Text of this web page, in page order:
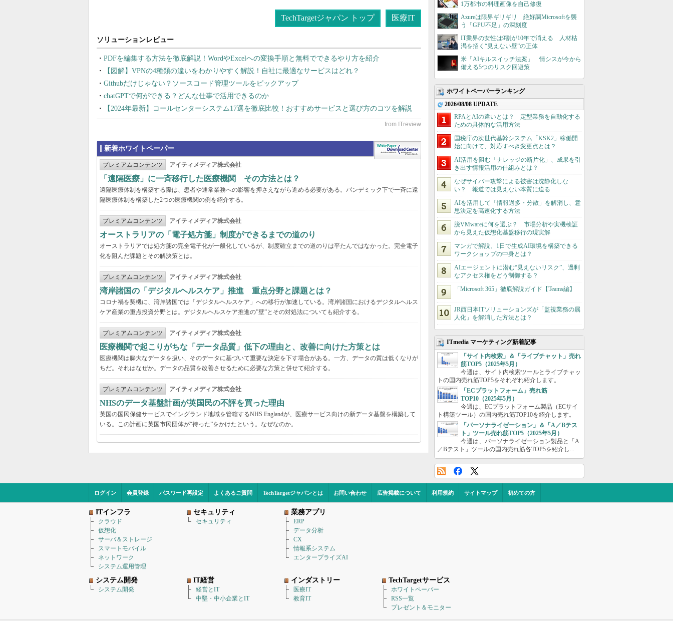
TechTargetジャパン トップ 医療IT
PDFを編集する方法を徹底解説！WordやExcelへの変換手順と無料でできるやり方を紹介
【図解】VPNの4種類の違いをわかりやすく解説！自社に最適なサービスはどれ？
Githubだけじゃない？ソースコード管理ツールをピックアップ
chatGPTで何ができる？どんな仕事で活用できるのか
【2024年最新】コールセンターシステム17選を徹底比較！おすすめサービスと選び方のコツを解説
新着ホワイトペーパー
プレミアムコンテンツ アイティメディア株式会社
「遠隔医療」に一斉移行した医療機関 その方法とは？
遠隔医療体制を構築する際は、患者や通常業務への影響を押さえながら進める必要がある。パンデミック下で一斉に遠
隔医療体制を構築した2つの医療機関の例を紹介する。
プレミアムコンテンツ アイティメディア株式会社
オーストラリアの「電子処方箋」制度ができるまでの道のり
オーストラリアでは処方箋の完全電子化が一般化しているが、制度確立までの道のりは平たんではなかった。完全電子
化を阻んだ課題とその解決策とは。
プレミアムコンテンツ アイティメディア株式会社
湾岸諸国の「デジタルヘルスケア」推進 重点分野と課題とは？
コロナ禍を契機に、湾岸諸国では「デジタルヘルスケア」への移行が加速している。湾岸諸国におけるデジタルヘルス
ケア産業の重点投資分野とは。デジタルヘルスケア推進の”壁”とその対処法についても紹介する。
プレミアムコンテンツ アイティメディア株式会社
医療機関で起こりがちな「データ品質」低下の理由と、改善に向けた方策とは
医療機関は膨大なデータを扱い、そのデータに基づいて重要な決定を下す場合がある。一方、データの質は低くなりが
ちだ。それはなぜか。データの品質を改善させるために必要な方策と併せて紹介する。
プレミアムコンテンツ アイティメディア株式会社
NHSのデータ基盤計画が英国民の不評を買った理由
英国の国民保健サービスでイングランド地域を管轄するNHS Englandが、医療サービス向けの新データ基盤を構築して
いる。この計画に英国市民団体が“待った”をかけたという。なぜなのか。
1万都市の料理画像を自己修復
Azureは限界ギリギリ 絶好調Microsoftを襲
う「GPU不足」の深刻度
IT業界の女性は9割が10年で消える 人材枯
渇を招く“見えない壁”の正体
米「AIキルスイッチ法案」 情シスが今から
備える5つのリスク回避策
ホワイトペーパーランキング
2026/08/08 UPDATE
RPAとAIの違いとは？ 定型業務を自動化する
ための具体的な活用方法
国税庁の次世代基幹システム「KSK2」稼働開
始に向けて、対応すべき変更点とは？
AI活用を阻む「ナレッジの断片化」、成果を引
き出す情報活用の仕組みとは？
なぜサイバー攻撃による被害は沈静化しな
い？ 報道では見えない本質に迫る
AIを活用して「情報過多・分散」を解消し、意
思決定を高速化する方法
脱VMwareに何を選ぶ？ 市場分析や実機検証
から見えた仮想化基盤移行の現実解
マンガで解説、1日で生成AI環境を構築できる
ワークショップの中身とは？
AIエージェントに潜む“見えないリスク”、過剰
なアクセス権をどう制御する？
「Microsoft 365」徹底解説ガイド【Teams編】
JR西日本ITソリューションズが「監視業務の属
人化」を解消した方法とは？
ITmedia マーケティング新着記事
「サイト内検索」＆「ライブチャット」売れ
筋TOP5（2025年5月）
今週は、サイト内検索ツールとライブチャッ
トの国内売れ筋TOP5をそれぞれ紹介します。
「ECプラットフォーム」売れ筋
TOP10（2025年5月）
今週は、ECプラットフォーム製品（ECサイ
ト構築ツール）の国内売れ筋TOP10を紹介します。
「パーソナライゼーション」＆「A／Bテス
ト」ツール売れ筋TOP5（2025年5月）
今週は、パーソナライゼーション製品と「A
／Bテスト」ツールの国内売れ筋各TOP5を紹介し...
ログイン 会員登録 パスワード再設定 よくあるご質問 TechTargetジャパンとは お問い合わせ 広告掲載について 利用規約 サイトマップ 初めての方
ITインフラ
クラウド
仮想化
サーバ＆ストレージ
スマートモバイル
ネットワーク
システム運用管理
セキュリティ
セキュリティ
業務アプリ
ERP
データ分析
CX
情報系システム
エンタープライズAI
システム開発
システム開発
IT経営
経営とIT
中堅・中小企業とIT
インダストリー
医療IT
教育IT
TechTargetサービス
ホワイトペーパー
RSS一覧
プレゼント＆モニター